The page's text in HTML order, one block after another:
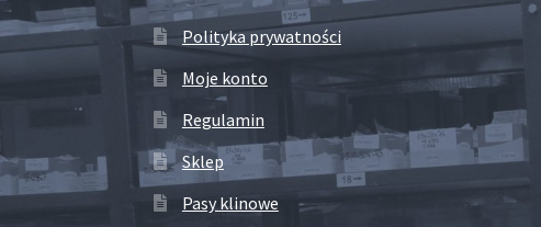
Polityka prywatności
Moje konto
Regulamin
Sklep
Pasy klinowe